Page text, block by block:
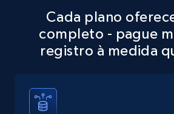
Address, Description, Business
more.
Cada plano
completo - pague
registro à medida